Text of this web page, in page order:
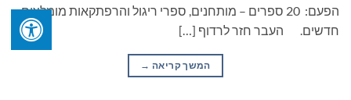
הפעם: 20 ספרים – מותחנים, ספרי ריגול והרפתקאות מומלצים
חדשים. העבר חזר לרדוף […]
המשך קריאה →